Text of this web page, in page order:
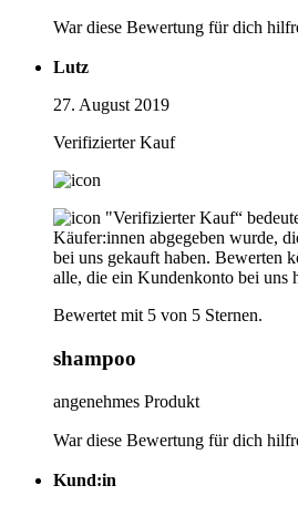
War diese Bewertung für dich
Lutz
27. August 2019
Verifizierter Kauf
"Verifizierter Kauf“
Käufer:innen abgegeben wurde,
bei uns gekauft haben. Bewerten
alle, die ein Kundenkonto bei uns
Bewertet mit 5 von 5 Sternen.
shampoo
angenehmes Produkt
War diese Bewertung für dich
Kund:in